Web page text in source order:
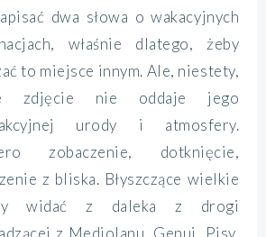
dwa słowa o wakacyjnych
właśnie dlatego, żeby
to miejsce innym. Ale, niestety,
zdjęcie nie oddaje jego
urody i atmosfery.
zobaczenie, dotknięcie,
z bliska. Błyszczące wielkie
widać z daleka z drogi
z Mediolanu, Genui, Pisy,